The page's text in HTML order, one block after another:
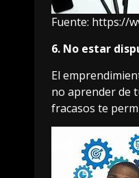
Fuente: https://
6. No estar
El
no aprender de
fracasos te